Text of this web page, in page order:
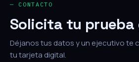
— CONTACTO
Solicita tu
Déjanos tus datos y un ejecutivo te
tu tarjeta digital.